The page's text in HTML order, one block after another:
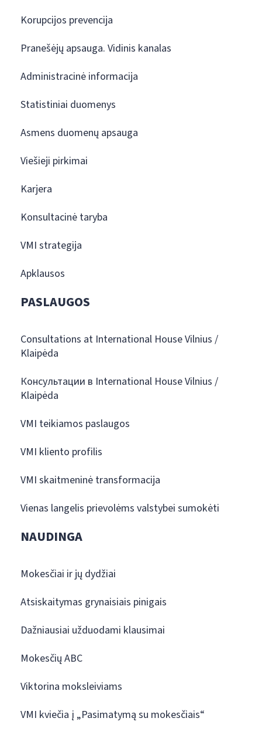
Korupcijos prevencija
Pranešėjų apsauga. Vidinis kanalas
Administracinė informacija
Statistiniai duomenys
Asmens duomenų apsauga
Viešieji pirkimai
Karjera
Konsultacinė taryba
VMI strategija
Apklausos
PASLAUGOS
Consultations at International House Vilnius /
Klaipėda
Консультации в International House Vilnius /
Klaipėda
VMI teikiamos paslaugos
VMI kliento profilis
VMI skaitmeninė transformacija
Vienas langelis prievolėms valstybei sumokėti
NAUDINGA
Mokesčiai ir jų dydžiai
Atsiskaitymas grynaisiais pinigais
Dažniausiai užduodami klausimai
Mokesčių ABC
Viktorina moksleiviams
VMI kviečia į „Pasimatymą su mokesčiais“